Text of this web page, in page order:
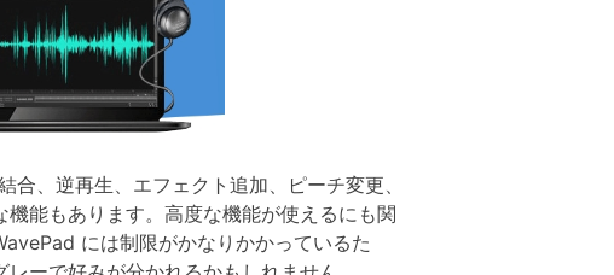
、逆再生、エフェクト追加、ピーチ変更、
能もあります。高度な機能が使えるにも関
には制限がかなりかかっているた